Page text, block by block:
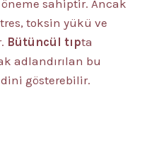
sahiptir. Ancak
toksin yükü ve
Bütüncül tıpta
adlandırılan bu
gösterebilir.